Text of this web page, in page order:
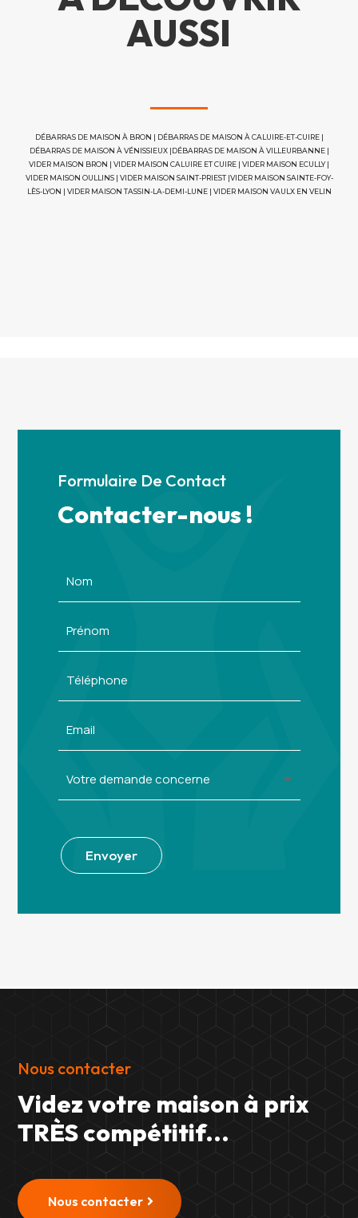
AUSSI
DÉBARRAS DE MAISON À BRON DÉBARRAS DE MAISON À CALUIRE-ET-CUIRE|
DÉBARRAS DE MAISON À VÉNISSIEUX| DÉBARRAS DE MAISON À VILLEURBANNE|
VIDER MAISON BRON
VIDER MAISON CALUIRE ET CUIRE VIDER MAISON ECULLY|
VIDER MAISON OULLINS| VIDER MAISON SAINT-PRIEST| VIDER MAISON SAINTE-FOY-
LÈS-LYON
VIDER MAISON TASSIN-LA-DEMI-LUNE| VIDER MAISON VAULX EN VELIN
Formulaire De Contact
Contacter-nous !
Envoyer
Nous contacter
Videz votre maison à prix
TRÈS compétitif...
Nous contacter